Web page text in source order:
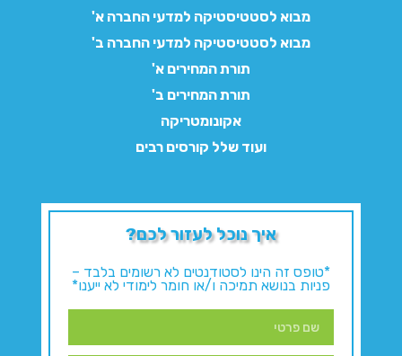
מבוא לסטטיסטיקה למדעי החברה א'
מבוא לסטטיסטיקה למדעי החברה ב'
תורת המחירים א'
תורת המחירים ב'
אקונומטריקה
ועוד שלל קורסים רבים
איך נוכל לעזור לכם?
*טופס זה הינו לסטודנטים לא רשומים בלבד –
פניות בנושא תמיכה ו/או חומר לימודי לא ייענו*